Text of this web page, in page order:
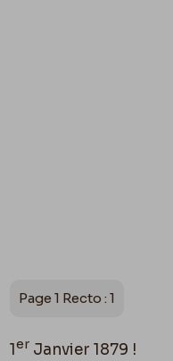
Page 1 Recto : 1
1er Janvier 1879 !